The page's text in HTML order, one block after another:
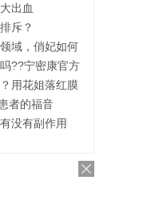
出血
斥？
域，俏妃如何
??宁密康官方
用花姐落红膜
者的福音
没有副作用